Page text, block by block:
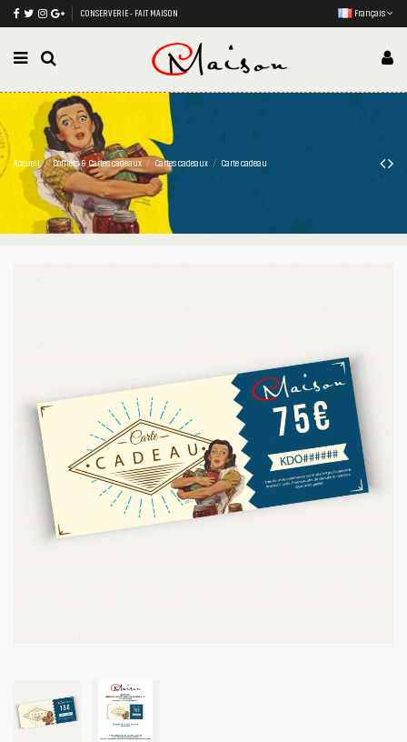
CONSERVERIE - FAIT MAISON Français
Accueil Coffrets & Cartes cadeaux Cartes cadeaux Carte cadeau